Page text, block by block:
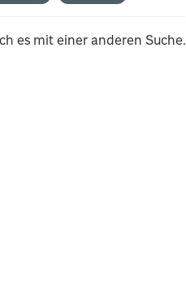
es mit einer anderen Suche.